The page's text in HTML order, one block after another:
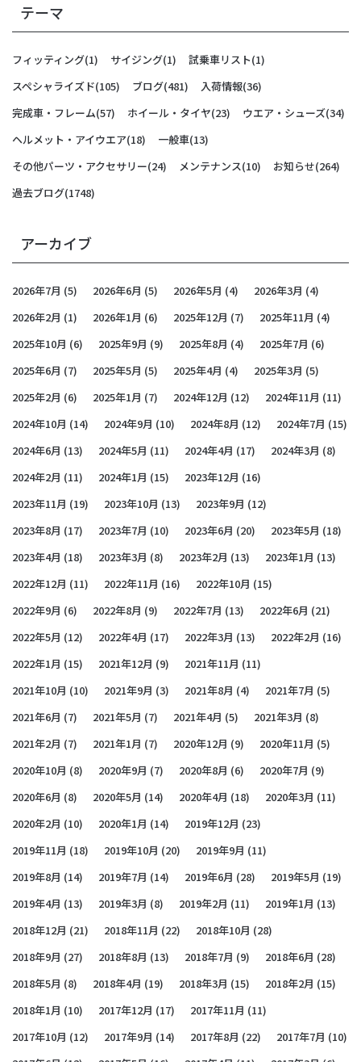
テーマ
フィッティング(1) サイジング(1) 試乗車リスト(1)
スペシャライズド(105) ブログ(481) 入荷情報(36)
完成車・フレーム(57) ホイール・タイヤ(23) ウエア・シューズ(34)
ヘルメット・アイウエア(18) 一般車(13)
その他パーツ・アクセサリー(24) メンテナンス(10) お知らせ(264)
過去ブログ(1748)
アーカイブ
2026年7月 (5) 2026年6月 (5) 2026年5月 (4) 2026年3月 (4)
2026年2月 (1) 2026年1月 (6) 2025年12月 (7) 2025年11月 (4)
2025年10月 (6) 2025年9月 (9) 2025年8月 (4) 2025年7月 (6)
2025年6月 (7) 2025年5月 (5) 2025年4月 (4) 2025年3月 (5)
2025年2月 (6) 2025年1月 (7) 2024年12月 (12) 2024年11月 (11)
2024年10月 (14) 2024年9月 (10) 2024年8月 (12) 2024年7月 (15)
2024年6月 (13) 2024年5月 (11) 2024年4月 (17) 2024年3月 (8)
2024年2月 (11) 2024年1月 (15) 2023年12月 (16)
2023年11月 (19) 2023年10月 (13) 2023年9月 (12)
2023年8月 (17) 2023年7月 (10) 2023年6月 (20) 2023年5月 (18)
2023年4月 (18) 2023年3月 (8) 2023年2月 (13) 2023年1月 (13)
2022年12月 (11) 2022年11月 (16) 2022年10月 (15)
2022年9月 (6) 2022年8月 (9) 2022年7月 (13) 2022年6月 (21)
2022年5月 (12) 2022年4月 (17) 2022年3月 (13) 2022年2月 (16)
2022年1月 (15) 2021年12月 (9) 2021年11月 (11)
2021年10月 (10) 2021年9月 (3) 2021年8月 (4) 2021年7月 (5)
2021年6月 (7) 2021年5月 (7) 2021年4月 (5) 2021年3月 (8)
2021年2月 (7) 2021年1月 (7) 2020年12月 (9) 2020年11月 (5)
2020年10月 (8) 2020年9月 (7) 2020年8月 (6) 2020年7月 (9)
2020年6月 (8) 2020年5月 (14) 2020年4月 (18) 2020年3月 (11)
2020年2月 (10) 2020年1月 (14) 2019年12月 (23)
2019年11月 (18) 2019年10月 (20) 2019年9月 (11)
2019年8月 (14) 2019年7月 (14) 2019年6月 (28) 2019年5月 (19)
2019年4月 (13) 2019年3月 (8) 2019年2月 (11) 2019年1月 (13)
2018年12月 (21) 2018年11月 (22) 2018年10月 (28)
2018年9月 (27) 2018年8月 (13) 2018年7月 (9) 2018年6月 (28)
2018年5月 (8) 2018年4月 (19) 2018年3月 (15) 2018年2月 (15)
2018年1月 (10) 2017年12月 (17) 2017年11月 (11)
2017年10月 (12) 2017年9月 (14) 2017年8月 (22) 2017年7月 (10)